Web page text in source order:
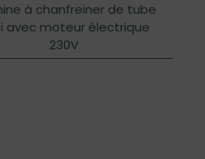
à chanfreiner de tube
avec moteur électrique
230V